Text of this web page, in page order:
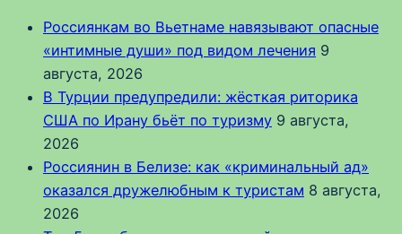
Россиянкам во Вьетнаме навязывают опасные
«интимные души» под видом лечения 9
августа, 2026
В Турции предупредили: жёсткая риторика
США по Ирану бьёт по туризму 9 августа,
2026
Россиянин в Белизе: как «криминальный ад»
оказался дружелюбным к туристам 8 августа,
2026